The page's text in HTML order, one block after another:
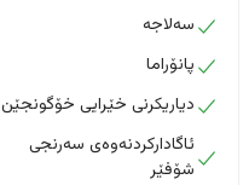
سەلاجە
پانۆراما
دیاریکرنی خێرایی خۆگونجێن
ئاگادارکردنەوەی سەرنجی
شۆفێر